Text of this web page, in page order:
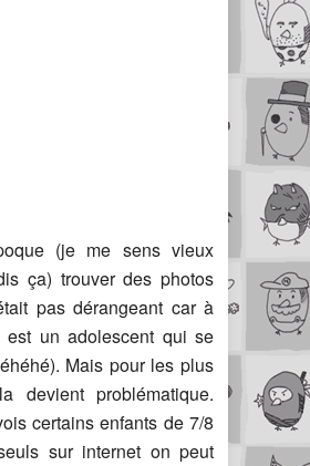
(je me sens vieux
ça) trouver des photos
pas dérangeant car à
un adolescent qui se
Mais pour les plus
devient problématique.
certains enfants de 7/8
sur internet on peut